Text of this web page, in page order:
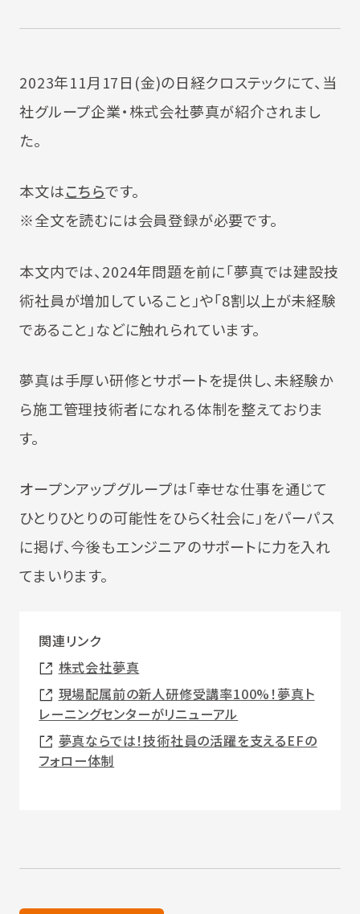
2023年11月17日(金)の日経クロステックにて、当
社グループ企業・株式会社夢真が紹介されまし
た。
本文はこちらです。
※全文を読むには会員登録が必要です。
本文内では、2024年問題を前に「夢真では建設技
術社員が増加していること」や「8割以上が未経験
であること」などに触れられています。
夢真は手厚い研修とサポートを提供し、未経験か
ら施工管理技術者になれる体制を整えておりま
す。
オープンアップグループは「幸せな仕事を通じて
ひとりひとりの可能性をひらく社会に」をパーパス
に掲げ、今後もエンジニアのサポートに力を入れ
てまいります。
関連リンク
株式会社夢真
現場配属前の新人研修受講率100%！夢真ト
レーニングセンターがリニューアル
夢真ならでは！技術社員の活躍を支えるEFの
フォロー体制